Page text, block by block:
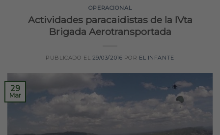
OPERACIONAL
Actividades paracaidistas de la IVta
Brigada Aerotransportada
PUBLICADO EL 29/03/2016 POR EL INFANTE
29
Mar